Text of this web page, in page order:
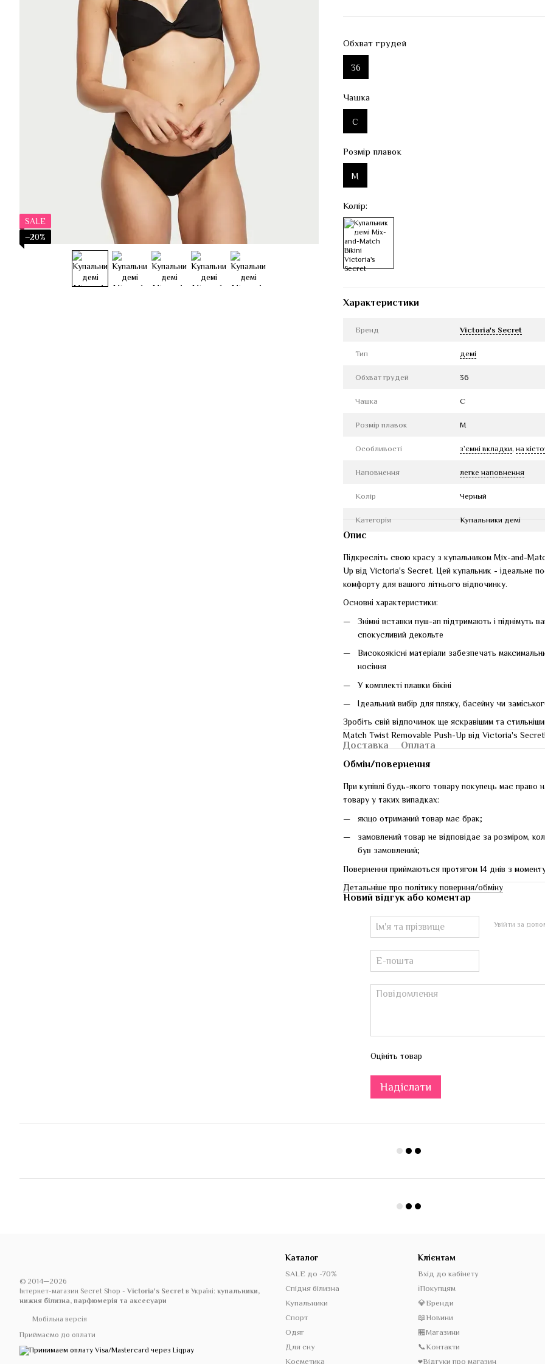
SALE
−20%
Обхват грудей
36
Чашка
C
Розмір плавок
M
Колір:
Характеристики
Бренд Victoria's Secret
Тип демі
Обхват грудей 36
Чашка C
Розмір плавок M
Особливості з`ємні вкладки, на
Наповнення легке наповнення
Колір Черный
Категорія Купальники демі
Опис
Підкресліть свою красу з купальником Mix-and-
Up від Victoria's Secret. Цей купальник - ідеальне
комфорту для вашого літнього відпочинку.
Основні характеристики:
Знімні вставки пуш-ап підтримають і піднімуть
спокусливий декольте
Високоякісні матеріали забезпечать
носіння
У комплекті плавки бікіні
Ідеальний вибір для пляжу, басейну чи
Зробіть свій відпочинок ще яскравішим та
Match Twist Removable Push-Up від Victoria's Secret!
Доставка
Оплата
Обмін/повернення
При купівлі будь-якого товару покупець має право
товару у таких випадках:
якщо отриманий товар має брак;
замовлений товар не відповідає за розміром,
був замовлений;
Повернення приймаються протягом 14 днів з
Детальніше про політику поверння/обміну
Новий відгук або коментар
Увійти за
Оцініть товар
Надіслати
© 2014—2026
Інтернет-магазин Secret Shop - Victoria's Secret в Україні: купальники,
нижня білизна, парфюмерія та аксесуари
Мобільна версія
Приймаємо до оплати
Каталог
SALE до -70%
Спідня білизна
Купальники
Спорт
Одяг
Для сну
Косметика
Клієнтам
Вхід до кабінету
ℹ️Покупцям
💎Бренди
📖Новини
🏪Магазини
📞Контакти
❤️Відгуки про магазин